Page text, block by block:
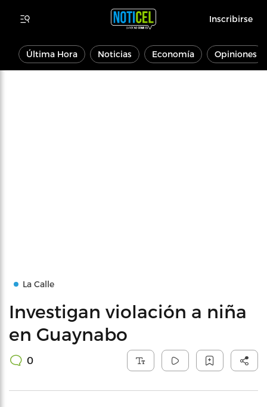
Inscribirse
Última Hora Noticias Economía Opiniones
La Calle
Investigan violación a niña
en Guaynabo
0